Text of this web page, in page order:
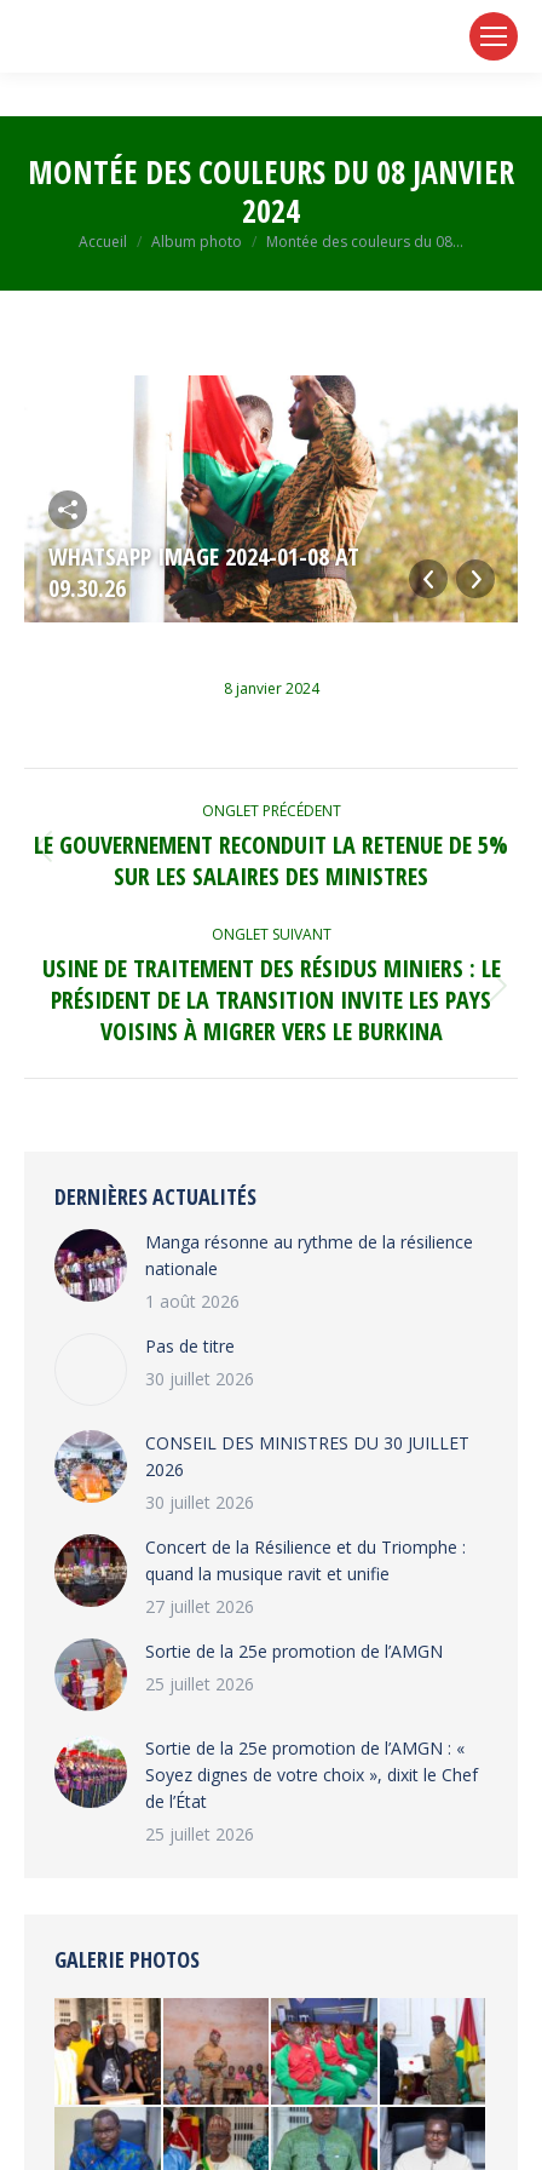
MONTÉE DES COULEURS DU 08 JANVIER
2024
Vous êtes ici :
Accueil Album photo Montée des couleurs du 08…
WHATSAPP IMAGE 2024-01-08 AT
09.30.26
8 janvier 2024
NAVIGATION
DE
COMMENTAIRE
ONGLET PRÉCÉDENT
Onglet
précédent
LE GOUVERNEMENT RECONDUIT LA RETENUE DE 5%
SUR LES SALAIRES DES MINISTRES
ONGLET SUIVANT
Onglet
suivant
USINE DE TRAITEMENT DES RÉSIDUS MINIERS : LE
PRÉSIDENT DE LA TRANSITION INVITE LES PAYS
VOISINS À MIGRER VERS LE BURKINA
DERNIÈRES ACTUALITÉS
Manga résonne au rythme de la résilience
nationale
1 août 2026
Pas de titre
30 juillet 2026
CONSEIL DES MINISTRES DU 30 JUILLET
2026
30 juillet 2026
‎​Concert de la Résilience et du Triomphe :
quand la musique ravit et unifie
27 juillet 2026
‎Sortie de la 25e promotion de l’AMGN
25 juillet 2026
‎Sortie de la 25e promotion de l’AMGN : «
Soyez dignes de votre choix », dixit le Chef
de l’État
25 juillet 2026
GALERIE PHOTOS